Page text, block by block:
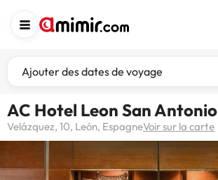
Ajouter des dates de voyage
AC Hotel Leon San Antonio
Velázquez, 10, León, EspagneVoir sur la carte